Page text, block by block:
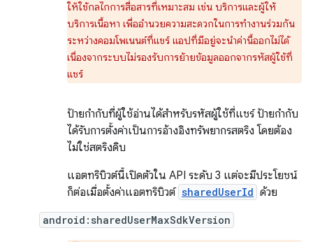
ให้ใช้กลไกการสื่อสารที่เหมาะสม เช่น บริการและผู้ให้
บริการเนื้อหา เพื่ออำนวยความสะดวกในการทำงานร่วมกัน
ระหว่างคอมโพเนนต์ที่แชร์ แอปที่มีอยู่จะนำค่านี้ออกไม่ได้
เนื่องจากระบบไม่รองรับการย้ายข้อมูลออกจากรหัสผู้ใช้ที่
แชร์
ป้ายกำกับที่ผู้ใช้อ่านได้สำหรับรหัสผู้ใช้ที่แชร์ ป้ายกํากับ
ได้รับการตั้งค่าเป็นการอ้างอิงทรัพยากรสตริง โดยต้อง
ไม่ใช่สตริงดิบ
แอตทริบิวต์นี้เปิดตัวใน API ระดับ 3 แต่จะมีประโยชน์
ก็ต่อเมื่อตั้งค่าแอตทริบิวต์ sharedUserId ด้วย
android:sharedUserMaxSdkVersion